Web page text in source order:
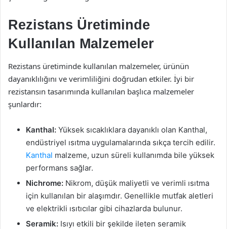
Rezistans Üretiminde
Kullanılan Malzemeler
Rezistans üretiminde kullanılan malzemeler, ürünün
dayanıklılığını ve verimliliğini doğrudan etkiler. İyi bir
rezistansın tasarımında kullanılan başlıca malzemeler
şunlardır:
Kanthal: Yüksek sıcaklıklara dayanıklı olan Kanthal,
endüstriyel ısıtma uygulamalarında sıkça tercih edilir.
Kanthal malzeme, uzun süreli kullanımda bile yüksek
performans sağlar.
Nichrome: Nikrom, düşük maliyetli ve verimli ısıtma
için kullanılan bir alaşımdır. Genellikle mutfak aletleri
ve elektrikli ısıtıcılar gibi cihazlarda bulunur.
Seramik: Isıyı etkili bir şekilde ileten seramik